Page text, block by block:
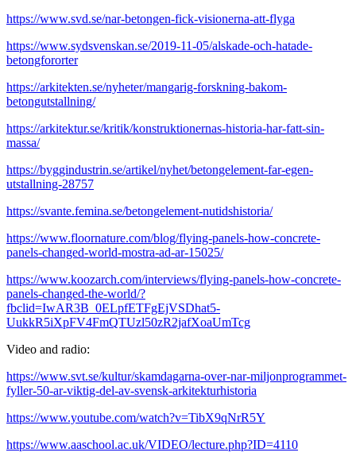
https://www.svd.se/nar-betongen-fick-visionerna-att-flyga
https://www.sydsvenskan.se/2019-11-05/alskade-och-hatade-
betongfororter
https://arkitekten.se/nyheter/mangarig-forskning-bakom-
betongutstallning/
https://arkitektur.se/kritik/konstruktionernas-historia-har-fatt-sin-
massa/
https://byggindustrin.se/artikel/nyhet/betongelement-far-egen-
utstallning-28757
https://svante.femina.se/betongelement-nutidshistoria/
https://www.floornature.com/blog/flying-panels-how-concrete-
panels-changed-world-mostra-ad-ar-15025/
https://www.koozarch.com/interviews/flying-panels-how-concrete-
panels-changed-the-world/?
fbclid=IwAR3B_0ELpfETFgEjVSDhat5-
UukkR5iXpFV4FmQTUzl50zR2jafXoaUmTcg
Video and radio:
https://www.svt.se/kultur/skamdagarna-over-nar-miljonprogrammet-
fyller-50-ar-viktig-del-av-svensk-arkitekturhistoria
https://www.youtube.com/watch?v=TibX9qNrR5Y
https://www.aaschool.ac.uk/VIDEO/lecture.php?ID=4110